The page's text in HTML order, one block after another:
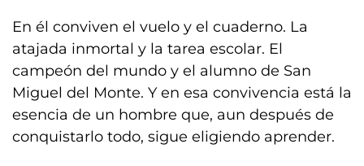
En él conviven el vuelo y el cuaderno. La
atajada inmortal y la tarea escolar. El
campeón del mundo y el alumno de San
Miguel del Monte. Y en esa convivencia está la
esencia de un hombre que, aun después de
conquistarlo todo, sigue eligiendo aprender.